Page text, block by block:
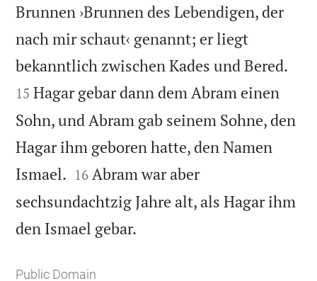
Brunnen ›Brunnen des Lebendigen, der
nach mir schaut‹ genannt; er liegt
bekanntlich zwischen Kades und Bered.
15 Hagar gebar dann dem Abram einen
Sohn, und Abram gab seinem Sohne, den
Hagar ihm geboren hatte, den Namen
Ismael. 

16 Abram war aber
sechsundachtzig Jahre alt, als Hagar ihm
den Ismael gebar.
Public Domain